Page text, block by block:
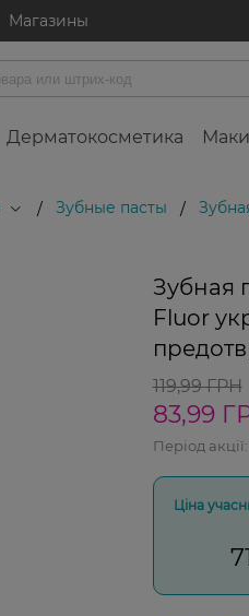
Магазины
Дерматокосметика
/ Зубные пасты /
Зубная
Fluor
119,99 ГРН
83,99
Період акції:
Ціна